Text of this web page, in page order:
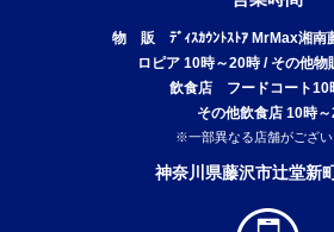
物 販 ﾃﾞｨｽｶｳﾝﾄｽﾄｱ MrMax湘南
ロピア 10時～20時 / その他物
飲食店 フードコート10
その他飲食店 10時
※一部異なる店舗がござ
神奈川県藤沢市辻堂新